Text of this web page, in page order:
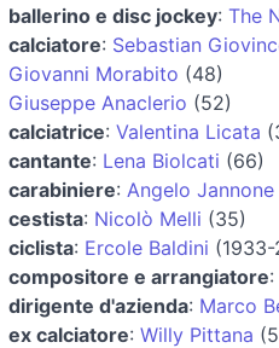
ballerino e disc jockey: The
calciatore: Sebastian
Giovanni Morabito (48)
Giuseppe Anaclerio (52)
calciatrice: Valentina Licata
cantante: Lena Biolcati (66)
carabiniere: Angelo Jannone
cestista: Nicolò Melli (35)
ciclista: Ercole Baldini
compositore e arrangiatore:
dirigente d'azienda: Marco
ex calciatore: Willy Pittana